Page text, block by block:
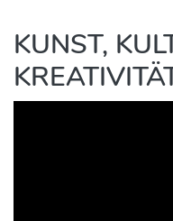
KUNST,